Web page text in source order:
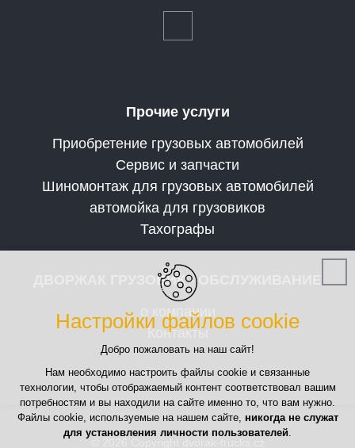
Прочие услуги
Приобретение грузовых автомобилей
Сервис и запчасти
Шиномонтаж для грузовых автомобилей
автомойка для грузовиков
Тахографы
ДВОРЖАК ГРУЗОВИК - ОБСЛУЖИВАНИЕ
о компании
Контакты
Настройки файлов cookie
Добро пожаловать на наш сайт!
Нам необходимо настроить файлы cookie и связанные
технологии, чтобы отображаемый контент соответствовал вашим
потребностям и вы находили на сайте именно то, что вам нужно.
Файлы cookie, используемые на нашем сайте, никогда не служат
для установления личности пользователей.